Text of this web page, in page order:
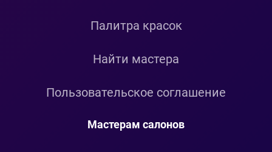
Палитра красок
Найти мастера
Пользовательское соглашение
Мастерам салонов